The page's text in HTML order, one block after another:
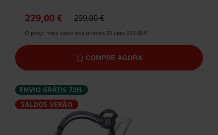
229,00 € 299,00 €
O preço mais baixo dos últimos 30 dias: 229,00 €
COMPRE AGORA
ENVIO GRÁTIS 72H.
SALDOS VERÃO